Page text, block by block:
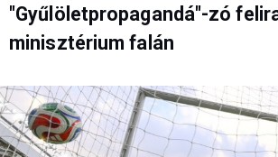
"Gyűlöletpropagandá"-zó
minisztérium falán